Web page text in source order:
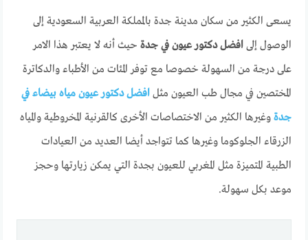
يسعى الكثير من سكان مدينة جدة بالمملكة العربية السعودية إلى
الوصول إلىافضل دكتور عيون في جدة حيث أنه لا يعتبر هذا الامر
على درجة من السهولة خصوصا مع توفر المئات من الأطباء والدكاترة
المختصين في مجال طب العيون مثلافضل دكتور عيون مياه بيضاء في
جدة وغيرها الكثير من الاختصاصات الأخرى كالقرنية المخروطية والمياه
الزرقاء الجلوكوما وغيرها كما تتواجد أيضا العديد من العيادات
الطبية المتميزة مثل المغربي للعيون بجدة التي يمكن زيارتها وحجز
موعد بكل سهولة.